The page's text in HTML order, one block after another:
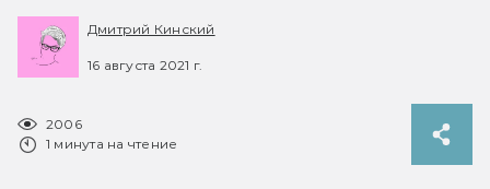
Дмитрий Кинский
16 августа 2021 г.
2006
1 минута на чтение